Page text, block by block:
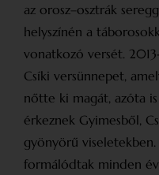
az orosz–osztrák
helyszínén a
vonatkozó versét.
Csíki versünnepet,
nőtte ki magát, azóta is
érkeznek Gyimesből,
gyönyörű
formálódtak minden